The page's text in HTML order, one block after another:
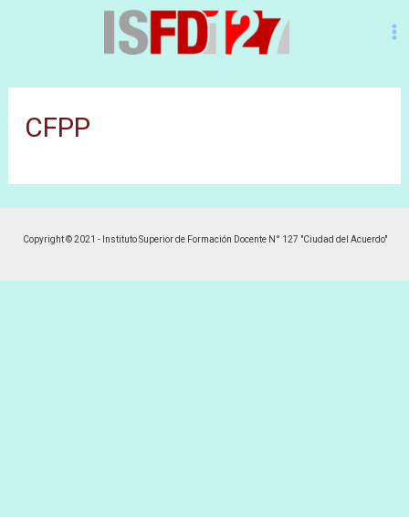
CFPP
Copyright © 2021 - Instituto Superior de Formación Docente N° 127 "Ciudad del Acuerdo"